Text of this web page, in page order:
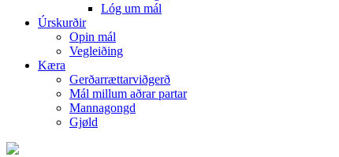
Lóg um mál
Úrskurðir
Opin mál
Vegleiðing
Kæra
Gerðarrættarviðgerð
Mál millum aðrar partar
Mannagongd
Gjøld